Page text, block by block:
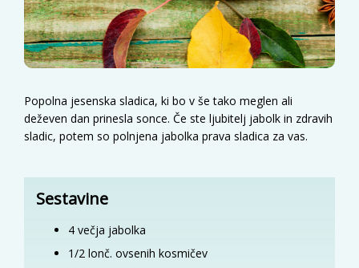
Popolna jesenska sladica, ki bo v še tako meglen ali
deževen dan prinesla sonce. Če ste ljubitelj jabolk in zdravih
sladic, potem so polnjena jabolka prava sladica za vas.
Sestavine
4 večja jabolka
1/2 lonč. ovsenih kosmičev